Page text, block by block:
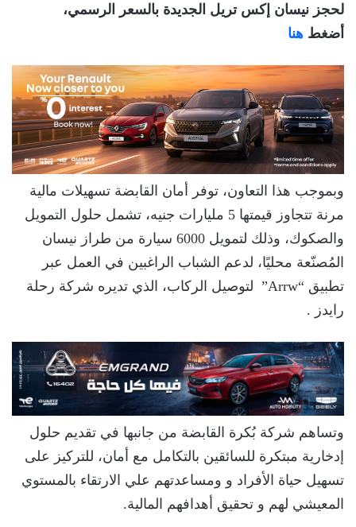
لحجز نيسان إكس تريل الجديدة بالسعر الرسمي،
أضغط هنا
وبموجب هذا التعاون، توفر أمان القابضة تسهيلات مالية
مرنة تتجاوز قيمتها 5 مليارات جنيه، تشمل حلول التمويل
والصكوك، وذلك لتمويل 6000 سيارة من طراز نيسان
المُصنّعة محليًا، لدعم الشباب الراغبين في العمل عبر
تطبيق “Arrw” لتوصيل الركاب، الذي تديره شركة رحلة
رايدز .
وتساهم شركة بُكرة القابضة من جانبها في تقديم حلول
إدخارية مبتكرة للسائقين بالتكامل مع أمان، للتركيز على
تسهيل حياة الأفراد و ومساعدتهم علي الارتقاء بالمستوي
المعيشي لهم و تحقيق أهدافهم المالية.